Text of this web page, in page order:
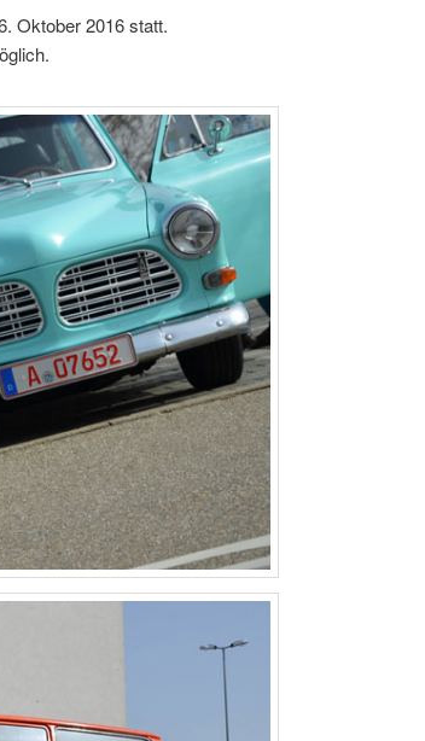
Oktober 2016 statt.